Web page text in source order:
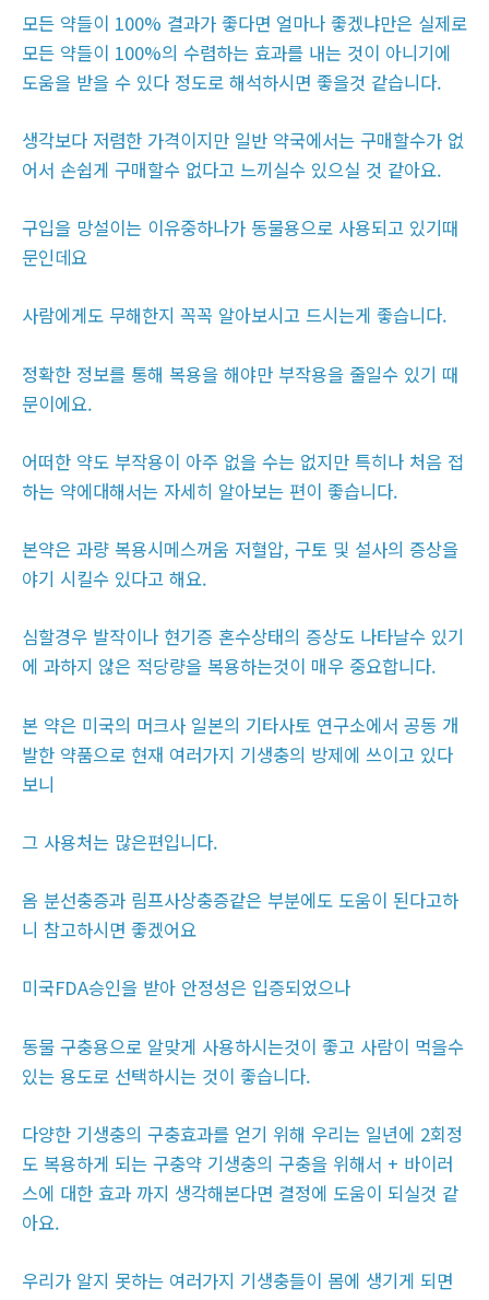
모든 약들이 100% 결과가 좋다면 얼마나 좋겠냐만은 실제로
모든 약들이 100%의 수렴하는 효과를 내는 것이 아니기에
도움을 받을 수 있다 정도로 해석하시면 좋을것 같습니다.
생각보다 저렴한 가격이지만 일반 약국에서는 구매할수가 없
어서 손쉽게 구매할수 없다고 느끼실수 있으실 것 같아요.
구입을 망설이는 이유중하나가 동물용으로 사용되고 있기때
문인데요
사람에게도 무해한지 꼭꼭 알아보시고 드시는게 좋습니다.
정확한 정보를 통해 복용을 해야만 부작용을 줄일수 있기 때
문이에요.
어떠한 약도 부작용이 아주 없을 수는 없지만 특히나 처음 접
하는 약에대해서는 자세히 알아보는 편이 좋습니다.
본약은 과량 복용시메스꺼움 저혈압, 구토 및 설사의 증상을
야기 시킬수 있다고 해요.
심할경우 발작이나 현기증 혼수상태의 증상도 나타날수 있기
에 과하지 않은 적당량을 복용하는것이 매우 중요합니다.
본 약은 미국의 머크사 일본의 기타사토 연구소에서 공동 개
발한 약품으로 현재 여러가지 기생충의 방제에 쓰이고 있다
보니
그 사용처는 많은편입니다.
옴 분선충증과 림프사상충증같은 부분에도 도움이 된다고하
니 참고하시면 좋겠어요
미국FDA승인을 받아 안정성은 입증되었으나
동물 구충용으로 알맞게 사용하시는것이 좋고 사람이 먹을수
있는 용도로 선택하시는 것이 좋습니다.
다양한 기생충의 구충효과를 얻기 위해 우리는 일년에 2회정
도 복용하게 되는 구충약 기생충의 구충을 위해서 + 바이러
스에 대한 효과 까지 생각해본다면 결정에 도움이 되실것 같
아요.
우리가 알지 못하는 여러가지 기생충들이 몸에 생기게 되면